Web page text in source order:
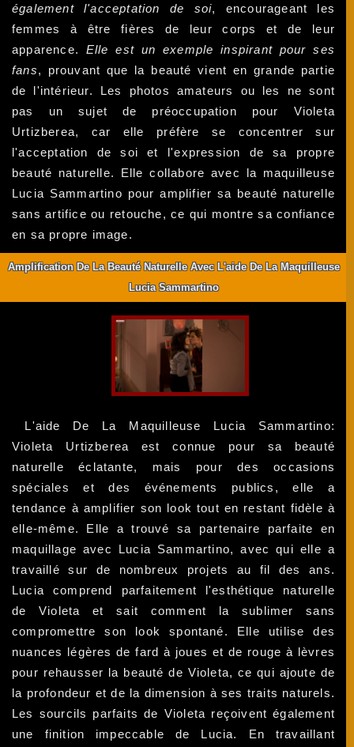
également l'acceptation de soi, encourageant les
femmes à être fières de leur corps et de leur
apparence. Elle est un exemple inspirant pour ses
fans, prouvant que la beauté vient en grande partie
de l'intérieur. Les photos amateurs ou les ne sont
pas un sujet de préoccupation pour Violeta
Urtizberea, car elle préfère se concentrer sur
l'acceptation de soi et l'expression de sa propre
beauté naturelle. Elle collabore avec la maquilleuse
Lucia Sammartino pour amplifier sa beauté naturelle
sans artifice ou retouche, ce qui montre sa confiance
en sa propre image.
Amplification De La Beauté Naturelle Avec L'aide De La Maquilleuse
Lucia Sammartino
L'aide De La Maquilleuse Lucia Sammartino:
Violeta Urtizberea est connue pour sa beauté
naturelle éclatante, mais pour des occasions
spéciales et des événements publics, elle a
tendance à amplifier son look tout en restant fidèle à
elle-même. Elle a trouvé sa partenaire parfaite en
maquillage avec Lucia Sammartino, avec qui elle a
travaillé sur de nombreux projets au fil des ans.
Lucia comprend parfaitement l'esthétique naturelle
de Violeta et sait comment la sublimer sans
compromettre son look spontané. Elle utilise des
nuances légères de fard à joues et de rouge à lèvres
pour rehausser la beauté de Violeta, ce qui ajoute de
la profondeur et de la dimension à ses traits naturels.
Les sourcils parfaits de Violeta reçoivent également
une finition impeccable de Lucia. En travaillant